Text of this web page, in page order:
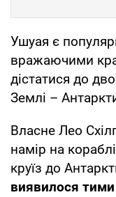
Ушуая є
вражаючими
дістатися до
Землі –
Власне Лео
намір на
круїз до
виявилося